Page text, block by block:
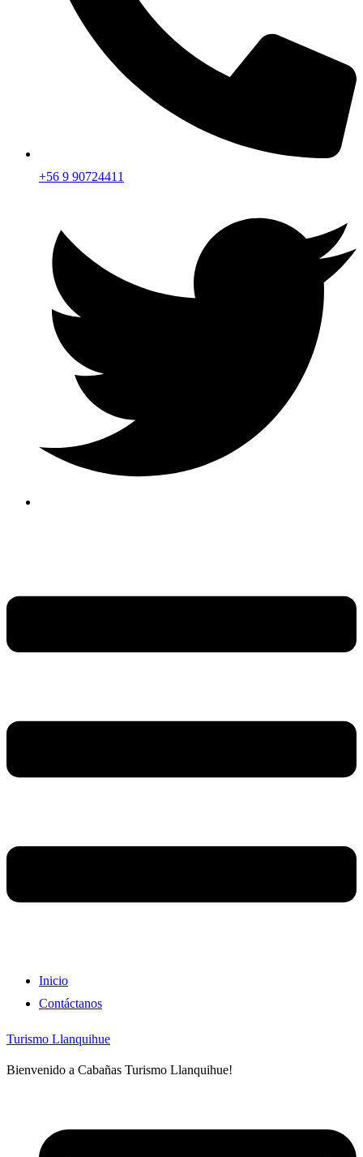
+56 9 90724411
Inicio
Contáctanos
Turismo Llanquihue
Bienvenido a Cabañas Turismo Llanquihue!